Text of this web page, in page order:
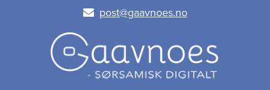
post@gaavnoes.no